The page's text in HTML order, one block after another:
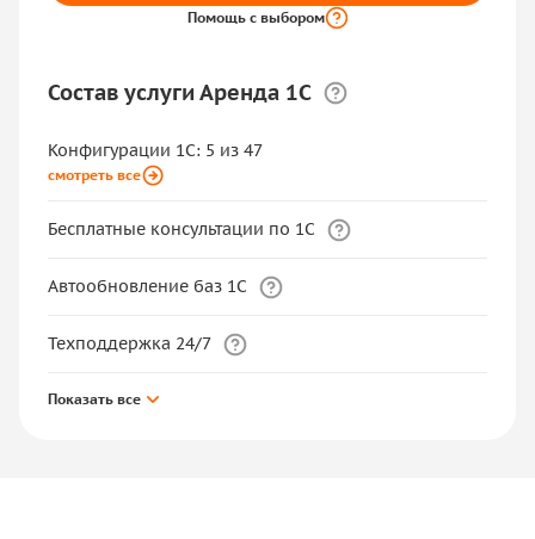
Состав услуги Аренда 1С
Конфигурации 1С: 5 из 47
смотреть все
Бесплатные консультации по 1С
Автообновление баз 1С
Техподдержка 24/7
Показать все
Помощь с выбором